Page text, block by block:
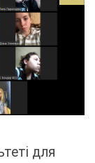
для